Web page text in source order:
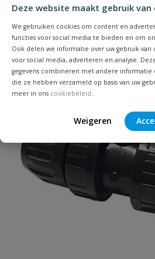
Deze website maakt gebruik van
We gebruiken cookies om content en
functies voor social media te bieden en om
Ook delen we informatie over uw gebruik
voor social media, adverteren en analyse.
gegevens combineren met andere informatie
die ze hebben verzameld op basis van uw
meer in ons cookiebeleid.
Weigeren
Je beoordeelt:VDL
Uw waardering:
Naam
Samenvatting